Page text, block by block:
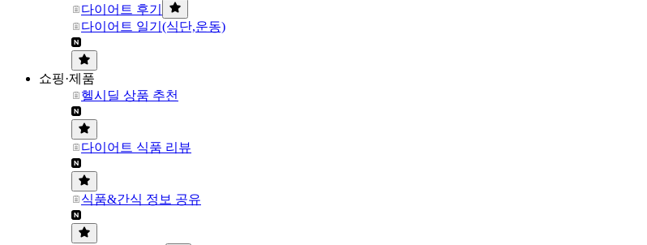
다이어트 후기
다이어트 일기(식단,운동)
쇼핑·제품
헬시딜 상품 추천
다이어트 식품 리뷰
식품&간식 정보 공유